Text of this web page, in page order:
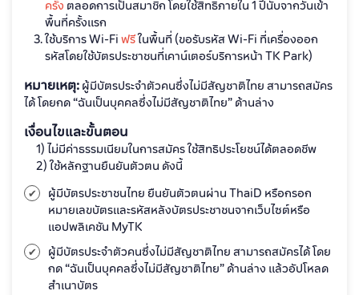
ครั้ง ตลอดการเป็นสมาชิก โดยใช้สิทธิภายใน 1 ปีนับจากวันเข้า
พื้นที่ครั้งแรก
ใช้บริการ Wi-Fiฟรีในพื้นที่ (ขอรับรหัส Wi-Fi ที่เครื่องออก
รหัสโดยใช้บัตรประชาชนที่เคาน์เตอร์บริการหน้า TK Park)
หมายเหตุ:ผู้มีบัตรประจำตัวคนซึ่งไม่มีสัญชาติไทย สามารถสมัคร
ได้ โดยกด “ฉันเป็นบุคคลซึ่งไม่มีสัญชาติไทย” ด้านล่าง
เงื่อนไขและขั้นตอน
1) ไม่มีค่าธรรมเนียมในการสมัคร ใช้สิทธิประโยชน์ได้ตลอดชีพ
2) ใช้หลักฐานยืนยันตัวตน ดังนี้
ผู้มีบัตรประชาชนไทย ยืนยันตัวตนผ่าน ThaiD หรือกรอก
หมายเลขบัตรและรหัสหลังบัตรประชาชนจากเว็บไซต์หรือ
แอปพลิเคชัน MyTK
ผู้มีบัตรประจำตัวคนซึ่งไม่มีสัญชาติไทย สามารถสมัครได้ โดย
กด “ฉันเป็นบุคคลซึ่งไม่มีสัญชาติไทย” ด้านล่าง แล้วอัปโหลด
สำเนาบัตร